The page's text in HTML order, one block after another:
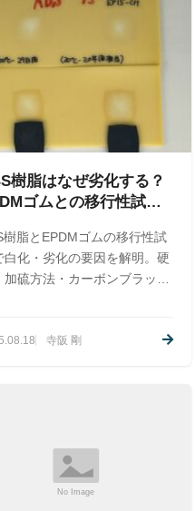
やカタログ情報も掲載してい
樹脂はなぜ劣化する？
ゴムとの移行性試験
樹脂とEPDMゴムの移行性試
白化・劣化の要因を解明。硬
加硫方法・カーボンブラック
寺阪 剛